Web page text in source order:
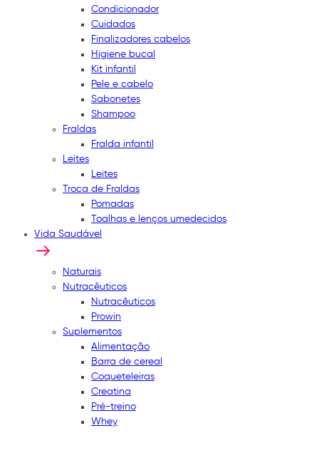
Condicionador
Cuidados
Finalizadores cabelos
Higiene bucal
Kit infantil
Pele e cabelo
Sabonetes
Shampoo
Fraldas
Fralda infantil
Leites
Leites
Troca de Fraldas
Pomadas
Toalhas e lenços umedecidos
Vida Saudável
Naturais
Nutracêuticos
Nutracêuticos
Prowin
Suplementos
Alimentação
Barra de cereal
Coqueteleiras
Creatina
Pré-treino
Whey